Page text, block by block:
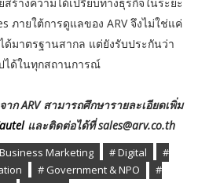
ภายใต้การดูแลของ ARV จึงไม่ใช่แค่
ด้มาตรฐานสากล แต่ยังรับประกันว่า
ได้ในทุกสถานการณ์
ก ARV สามารถศึกษารายละเอียดเพิ่ม
และติดต่อได้ที่ sales@arv.co.th
Marketing # Digital
#
# Government & NPO
#